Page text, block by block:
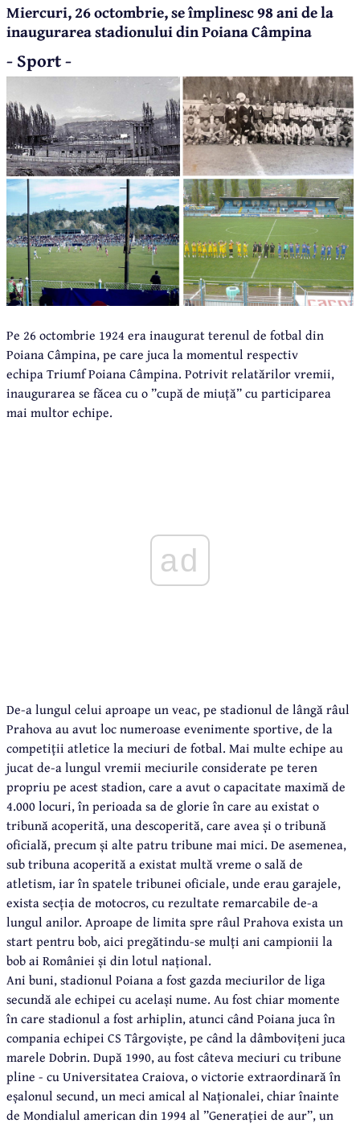
Miercuri, 26 octombrie, se împlinesc 98 ani de la
inaugurarea stadionului din Poiana Câmpina
- Sport -
Pe 26 octombrie 1924 era inaugurat terenul de fotbal din
Poiana Câmpina, pe care juca la momentul respectiv
echipa Triumf Poiana Câmpina. Potrivit relatărilor vremii,
inaugurarea se făcea cu o ”cupă de miuță” cu participarea
mai multor echipe.
ad
De-a lungul celui aproape un veac, pe stadionul de lângă râul
Prahova au avut loc numeroase evenimente sportive, de la
competiții atletice la meciuri de fotbal. Mai multe echipe au
jucat de-a lungul vremii meciurile considerate pe teren
propriu pe acest stadion, care a avut o capacitate maximă de
4.000 locuri, în perioada sa de glorie în care au existat o
tribună acoperită, una descoperită, care avea și o tribună
oficială, precum și alte patru tribune mai mici. De asemenea,
sub tribuna acoperită a existat multă vreme o sală de
atletism, iar în spatele tribunei oficiale, unde erau garajele,
exista secția de motocros, cu rezultate remarcabile de-a
lungul anilor. Aproape de limita spre râul Prahova exista un
start pentru bob, aici pregătindu-se mulți ani campionii la
bob ai României și din lotul național.
Ani buni, stadionul Poiana a fost gazda meciurilor de liga
secundă ale echipei cu același nume. Au fost chiar momente
în care stadionul a fost arhiplin, atunci când Poiana juca în
compania echipei CS Târgoviște, pe când la dâmbovițeni juca
marele Dobrin. După 1990, au fost câteva meciuri cu tribune
pline - cu Universitatea Craiova, o victorie extraordinară în
eșalonul secund, un meci amical al Naționalei, chiar înainte
de Mondialul american din 1994 al ”Generației de aur”, un